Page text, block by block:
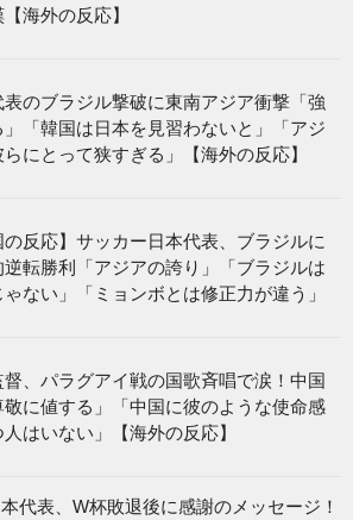
海外の反応】
表のブラジル撃破に東南アジア衝撃「強
」「韓国は日本を見習わないと」「アジ
らにとって狭すぎる」【海外の反応】
の反応】サッカー日本代表、ブラジルに
逆転勝利「アジアの誇り」「ブラジルは
ない」「ミョンボとは修正力が違う」
督、パラグアイ戦の国歌斉唱で涙！中国
敬に値する」「中国に彼のような使命感
人はいない」【海外の反応】
代表、W杯敗退後に感謝のメッセージ！